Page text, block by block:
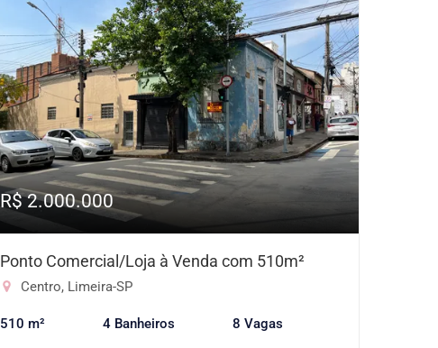
R$ 2.000.000
Ponto Comercial/Loja à Venda com 510m²
Centro, Limeira-SP
510 m² 4 Banheiros 8 Vagas